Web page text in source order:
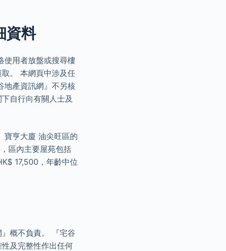
資料
使用者放盤或搜尋樓
。 本網頁中涉及任
地產資訊網』不另核
自行向有關人士及
寶亨大廈 油尖旺區的
區內主要屋苑包括
17,500，年齡中位
概不負責。 『宅谷
及完整性作出任何